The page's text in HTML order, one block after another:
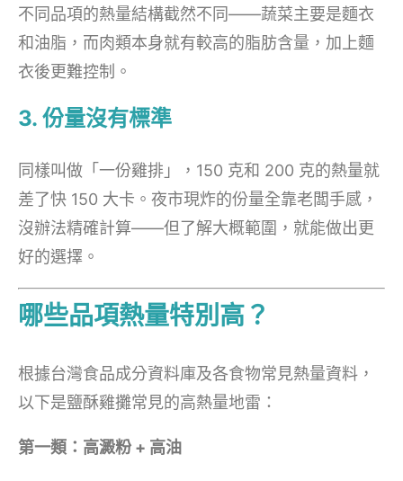
不同品項的熱量結構截然不同——蔬菜主要是麵衣
和油脂，而肉類本身就有較高的脂肪含量，加上麵
衣後更難控制。
3. 份量沒有標準
同樣叫做「一份雞排」，150 克和 200 克的熱量就
差了快 150 大卡。夜市現炸的份量全靠老闆手感，
沒辦法精確計算——但了解大概範圍，就能做出更
好的選擇。
哪些品項熱量特別高？
根據台灣食品成分資料庫及各食物常見熱量資料，
以下是鹽酥雞攤常見的高熱量地雷：
第一類：高澱粉 + 高油